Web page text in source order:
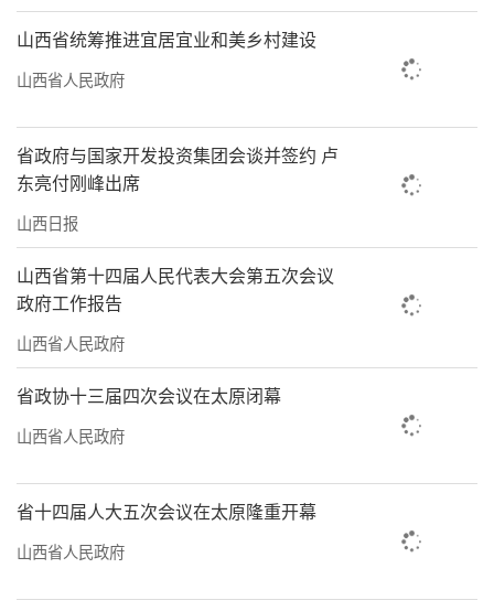
山西省统筹推进宜居宜业和美乡村建设
山西省人民政府
省政府与国家开发投资集团会谈并签约 卢
东亮付刚峰出席
山西日报
山西省第十四届人民代表大会第五次会议
政府工作报告
山西省人民政府
省政协十三届四次会议在太原闭幕
山西省人民政府
省十四届人大五次会议在太原隆重开幕
山西省人民政府